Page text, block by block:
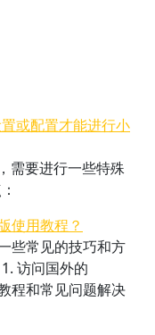
或配置才能进行小
需要进行一些特殊
使用教程？
些常见的技巧和方
访问国外的
程和常见问题解决